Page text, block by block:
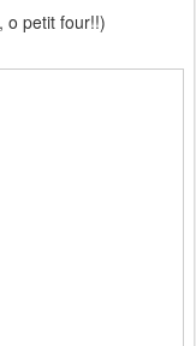
o petit four!!)